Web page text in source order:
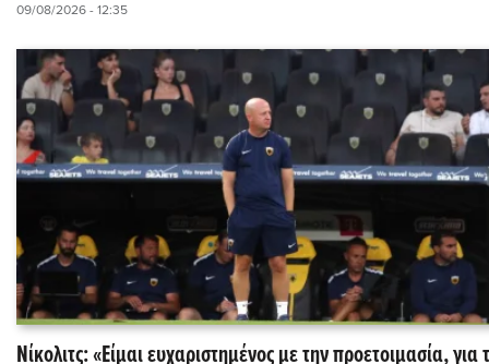
09/08/2026 - 12:35
Νίκολιτς: «Είμαι ευχαριστημένος με την προετοιμασία, για